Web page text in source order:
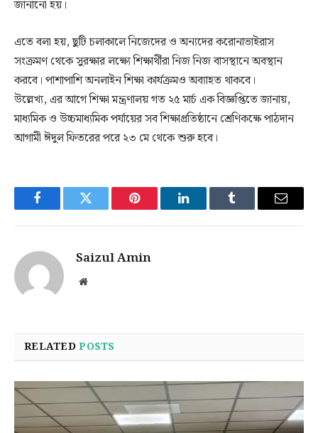
জানানো হয়।
এতে বলা হয়, ছুটি চলাকালে নিজেদের ও অন্যদের করোনাভাইরাস
সংক্রমণ থেকে সুরক্ষার লক্ষ্যে শিক্ষার্থীরা নিজ নিজ বাসস্থানে অবস্থান
করবে। পাশাপাশি অনলাইন শিক্ষা কার্যক্রমও অব্যাহত থাকবে।
উল্লেখ্য, এর আগে শিক্ষা মন্ত্রণালয় গত ২৫ মার্চ এক বিজ্ঞপ্তিতে জানায়,
মাধ্যমিক ও উচ্চমাধ্যমিক পর্যায়ের সব শিক্ষাপ্রতিষ্ঠানে শ্রেণিকক্ষে পাঠদান
আগামী ঈদুল ফিতরের পরে ২৩ মে থেকে শুরু হবে।
FacebookTwitter Pinterest LinkedInTumblr Email
Saizul Amin
Website
RELATEDPOSTS